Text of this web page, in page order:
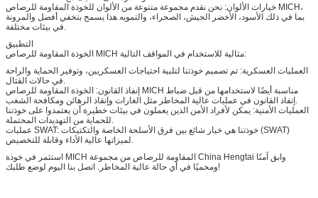
خيارات الألوان: نحن نقدم مجموعة متنوعة من الألوان للخوذة المقاومة للرصاص MICH،
بما في ذلك الأسود، الأخضر الجيش، الصحراء، والتمويه.هذا يسمح بتخفي أفضل والمرونة
التطبيق
الخوذة المقاومة للرصاص MICH مثالية للاستخدام في المواقف التالية:
العمليات العسكرية: تم تصميم خوذتنا لتلبية احتياجات العسكريين، وتوفير الحماية والراحة
إنفاذ القانون: الخوذة المقاومة للرصاص MICH مناسبة أيضًا لاستخدامها من قبل ضباط
العمليات الأمنية: يمكن لأفراد الأمن الذين يعملون في بيئات خطيرة أن يعتمدوا على خوذتنا
عمليات SWAT: خوذتنا هي خيار شائع بين فرق الأسلحة الخاصة والتكتيكات (SWAT)
استثمر في خوذة MICH المقاومة للرصاص من مجموعة China Hengtai وابق آمنًا
ومحميًا في أي حالة عالية المخاطر. اتصل بنا اليوم لوضع طلبك!